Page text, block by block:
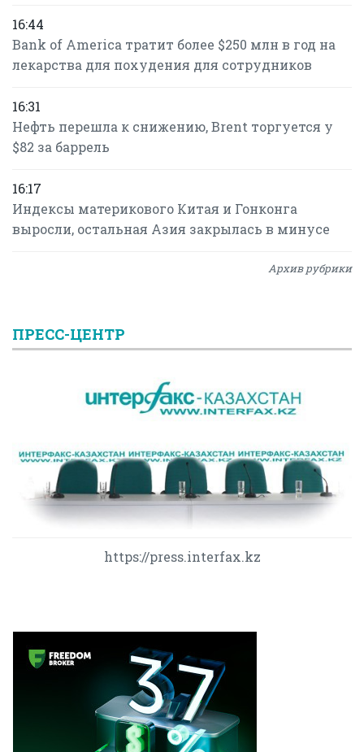
16:44
Bank of America тратит более $250 млн в год на
лекарства для похудения для сотрудников
16:31
Нефть перешла к снижению, Brent торгуется у
$82 за баррель
16:17
Индексы материкового Китая и Гонконга
выросли, остальная Азия закрылась в минусе
Архив рубрики
ПРЕСС-ЦЕНТР
https://press.interfax.kz